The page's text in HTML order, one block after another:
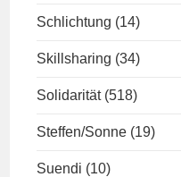
Schlichtung (14)
Skillsharing (34)
Solidarität (518)
Steffen/Sonne (19)
Suendi (10)